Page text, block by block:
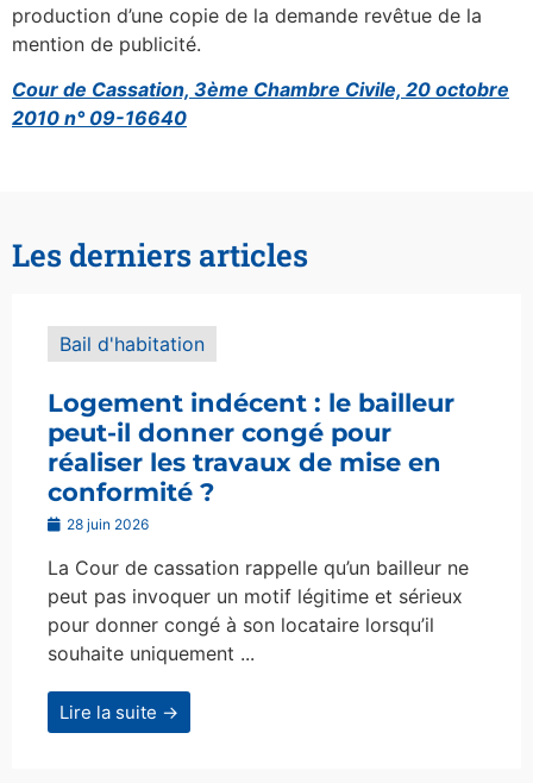
production d’une copie de la demande revêtue de la
mention de publicité.
Cour de Cassation, 3ème Chambre Civile, 20 octobre
2010 n° 09-16640
Les derniers articles
Bail d'habitation
Logement indécent : le bailleur
peut-il donner congé pour
réaliser les travaux de mise en
conformité ?
28 juin 2026
La Cour de cassation rappelle qu’un bailleur ne
peut pas invoquer un motif légitime et sérieux
pour donner congé à son locataire lorsqu’il
souhaite uniquement ...
Lire la suite →